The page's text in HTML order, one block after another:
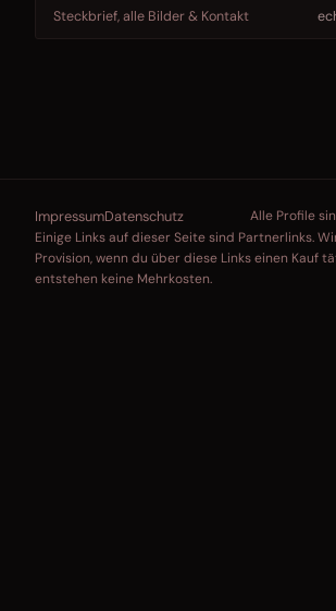
Steckbrief, alle Bilder & Kontakt
ImpressumDatenschutz
Alle Profile
Einige Links auf dieser Seite sind Partnerlinks.
Provision, wenn du über diese Links einen Kauf
entstehen keine Mehrkosten.